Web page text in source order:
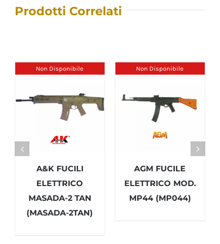
Prodotti Correlati
Non Disponibile
A&K FUCILI
ELETTRICO
MASADA-2 TAN
(MASADA-2TAN)
Non Disponibile
AGM FUCILE
ELETTRICO MOD.
MP44 (MP044)